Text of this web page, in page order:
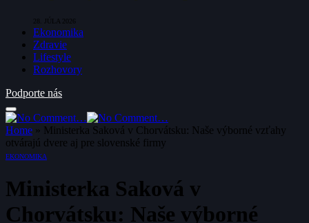
28. JÚLA 2026
Ekonomika
Zdravie
Lifestyle
Rozhovory
Podporte nás
Home » Ministerka Saková v Chorvátsku: Naše výborné vzťahy
otvárajú dvere aj pre slovenské firmy
EKONOMIKA
Ministerka Saková v
Chorvátsku: Naše výborné